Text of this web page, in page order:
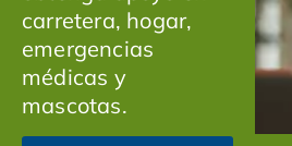
carretera, hogar,
emergencias
médicas y
mascotas.